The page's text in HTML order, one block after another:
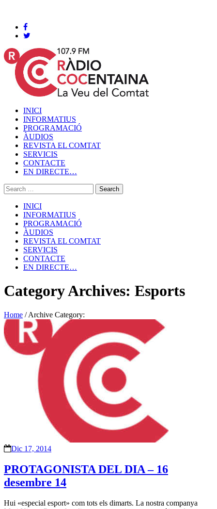
INICI
INFORMATIUS
PROGRAMACIÓ
ÀUDIOS
REVISTA EL COMTAT
SERVICIS
CONTACTE
EN DIRECTE…
INICI
INFORMATIUS
PROGRAMACIÓ
ÀUDIOS
REVISTA EL COMTAT
SERVICIS
CONTACTE
EN DIRECTE…
Category Archives: Esports
Home /Archive Category:
Dic 17, 2014
PROTAGONISTA DEL DIA – 16
desembre 14
Hui «especial esport» com tots els dimarts. La nostra companya